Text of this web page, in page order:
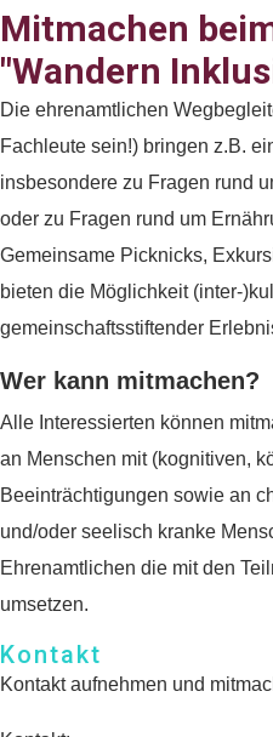
Mitmachen
"Wandern
Die ehrenamtlichen
Fachleute sein!) bringen z.B.
insbesondere zu Fragen rund
oder zu Fragen rund um
Gemeinsame Picknicks,
bieten die Möglichkeit (inter-
gemeinschaftsstiftender
Wer kann mitmachen?
Alle Interessierten können
an Menschen mit (kognitiven,
Beeinträchtigungen sowie an
und/oder seelisch kranke
Ehrenamtlichen die mit den
umsetzen.
Kontakt
Kontakt aufnehmen und
Wenn Sie
möchten,
diese
IBAN:
0152
BIC:
Wir